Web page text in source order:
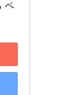
ペ